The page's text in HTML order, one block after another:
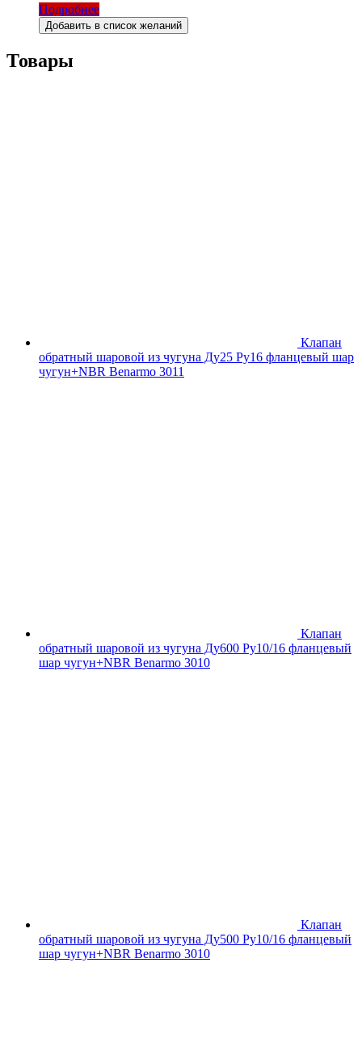
Подробнее
Добавить в список желаний
Товары
Клапан
обратный шаровой из чугуна Ду25 Ру16 фланцевый шар
чугун+NBR Benarmo 3011
Клапан
обратный шаровой из чугуна Ду600 Ру10/16 фланцевый
шар чугун+NBR Benarmo 3010
Клапан
обратный шаровой из чугуна Ду500 Ру10/16 фланцевый
шар чугун+NBR Benarmo 3010